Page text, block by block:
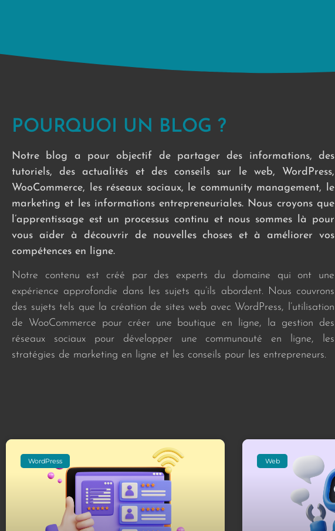
POURQUOI UN BLOG ?
Notre blog a pour objectif de partager des informations, des
tutoriels, des actualités et des conseils sur le web, WordPress,
WooCommerce, les réseaux sociaux, le community management, le
marketing et les informations entrepreneuriales. Nous croyons que
l’apprentissage est un processus continu et nous sommes là pour
vous aider à découvrir de nouvelles choses et à améliorer vos
compétences en ligne.
Notre contenu est créé par des experts du domaine qui ont une
expérience approfondie dans les sujets qu’ils abordent. Nous couvrons
des sujets tels que la création de sites web avec WordPress, l’utilisation
de WooCommerce pour créer une boutique en ligne, la gestion des
réseaux sociaux pour développer une communauté en ligne, les
stratégies de marketing en ligne et les conseils pour les entrepreneurs.
WordPress Web